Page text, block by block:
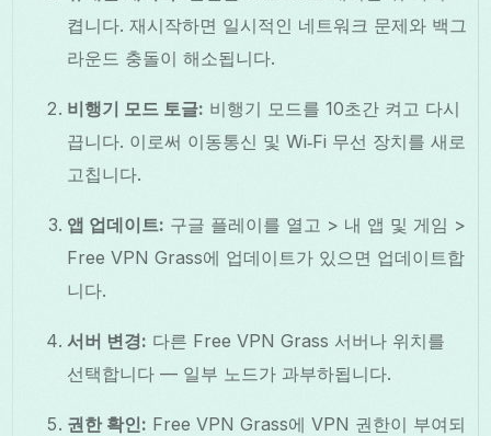
켭니다. 재시작하면 일시적인 네트워크 문제와 백그
라운드 충돌이 해소됩니다.
비행기 모드 토글: 비행기 모드를 10초간 켜고 다시
끕니다. 이로써 이동통신 및 Wi‑Fi 무선 장치를 새로
고칩니다.
앱 업데이트: 구글 플레이를 열고 > 내 앱 및 게임 >
Free VPN Grass에 업데이트가 있으면 업데이트합
니다.
서버 변경: 다른 Free VPN Grass 서버나 위치를
선택합니다 — 일부 노드가 과부하됩니다.
권한 확인: Free VPN Grass에 VPN 권한이 부여되